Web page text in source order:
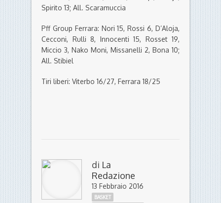
Spirito 13; All. Scaramuccia
Pff Group Ferrara: Nori 15, Rossi 6, D’Aloja,
Cecconi, Rulli 8, Innocenti 15, Rosset 19,
Miccio 3, Nako Moni, Missanelli 2, Bona 10;
All. Stibiel
Tiri liberi: Viterbo 16/27, Ferrara 18/25
di La
Redazione
13 Febbraio 2016
BASKET